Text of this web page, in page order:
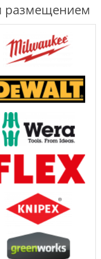
размещением